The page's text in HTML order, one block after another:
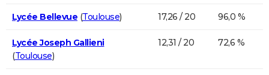
Lycée Bellevue (Toulouse) 17,26 / 20 96,0 %
Lycée Joseph Gallieni
(Toulouse)
12,31 / 20 72,6 %